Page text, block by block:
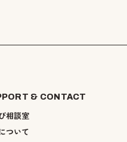
& CONTACT
相談室
ついて